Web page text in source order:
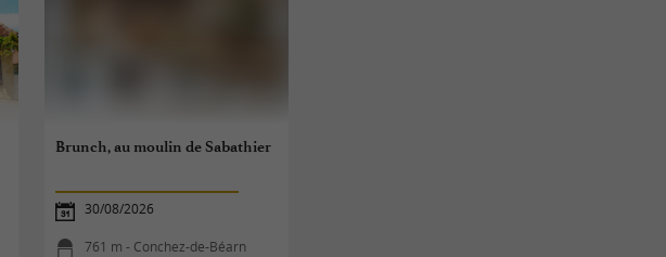
Brunch, au moulin de Sabathier
30/08/2026
761 m - Conchez-de-Béarn